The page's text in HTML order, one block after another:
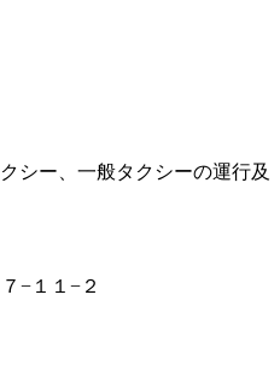
シー、一般タクシーの運行及
−１１−２